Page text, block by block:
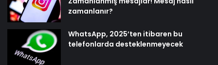
zamanlanır?
WhatsApp, 2025’ten itibaren bu
telefonlarda desteklenmeyecek